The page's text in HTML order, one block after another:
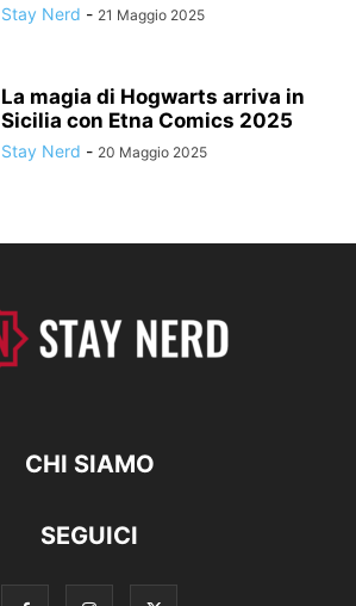
Stay Nerd - 21 Maggio 2025
La magia di Hogwarts arriva in
Sicilia con Etna Comics 2025
Stay Nerd - 20 Maggio 2025
CHI SIAMO
SEGUICI